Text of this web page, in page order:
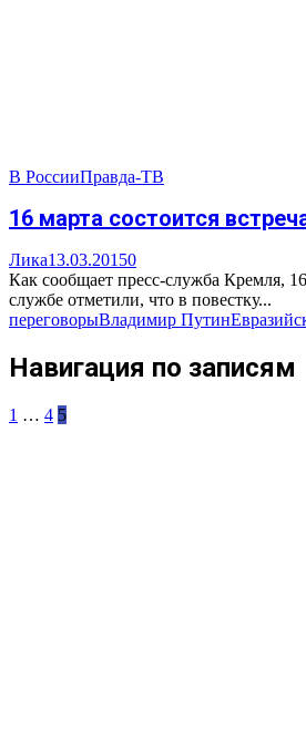
В РоссииПравда-ТВ
16 марта состоится
Лика13.03.20150
Как сообщает пресс-служба Кремля,
службе отметили, что в повестку...
переговорыВладимир Путин
Навигация по записям
1 … 4 5